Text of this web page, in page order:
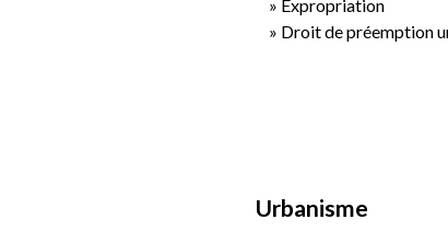
Expropriation
Droit de préemption
Urbanisme